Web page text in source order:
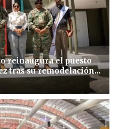
reinaugura el puesto
tras su remodelación...